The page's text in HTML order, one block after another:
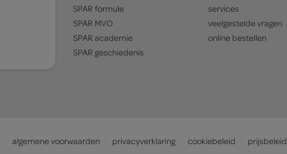
SPAR formule
SPAR MVO
SPAR academie
SPAR geschiedenis
services
veelgestelde vragen
online bestellen
algemene voorwaarden privacyverklaring cookiebeleid prijsbeleid